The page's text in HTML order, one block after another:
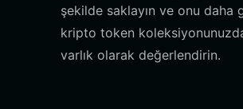
şekilde saklayın ve onu daha
kripto token
varlık olarak değerlendirin.